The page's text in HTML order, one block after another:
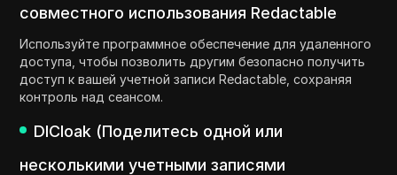
совместного использования Redactable
Используйте программное обеспечение для удаленного
доступа, чтобы позволить другим безопасно получить
доступ к вашей учетной записи Redactable, сохраняя
контроль над сеансом.
DICloak (Поделитесь одной или
несколькими учетными записями